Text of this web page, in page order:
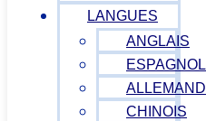
LANGUES
ANGLAIS
ESPAGNOL
ALLEMAND
CHINOIS